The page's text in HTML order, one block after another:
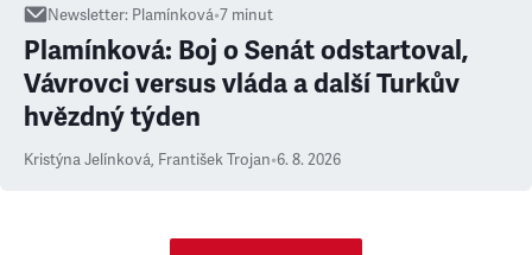
Newsletter: Plamínková•7 minut
Plamínková: Boj o Senát odstartoval,
Vávrovci versus vláda a další Turkův
hvězdný týden
Kristýna Jelínková, František Trojan•6. 8. 2026